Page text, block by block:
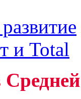
и Total